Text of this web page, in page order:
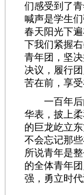
们感受到了
喊声是学生
春天阳光下
下我们紧握
青年团，坚
决议，履行
苦在前，享
一百年后
华表，披上
的巨龙屹立
不会忘记那
所说青年是
的全体青年
强，勇立时